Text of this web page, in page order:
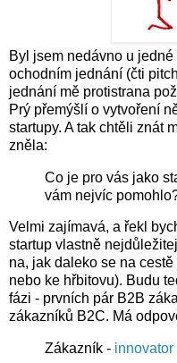
Byl jsem nedávno u
ochodním jednání (čti
jednání mě protistrana
Prý přemýšlí o vytvoření
startupy. A tak chtěli znát
zněla:
Co je pro vás jako
vám nejvíc
Velmi zajímavá, a řekl
startup vlastně
na, jak daleko se na
nebo ke hřbitovu). Budu
fázi - prvních pár B2B
zákazníků B2C. Má
Zákazník - innovator